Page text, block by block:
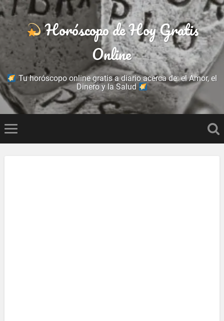
Horóscopo de Hoy Gratis
Online
Tu horóscopo online gratis a diario acerca de: el Amor, el
Dinero y la Salud